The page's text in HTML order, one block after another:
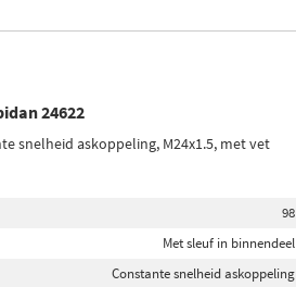
24622
snelheid askoppeling, M24x1.5, met vet
98
Met sleuf in binnendeel
Constante snelheid askoppeling